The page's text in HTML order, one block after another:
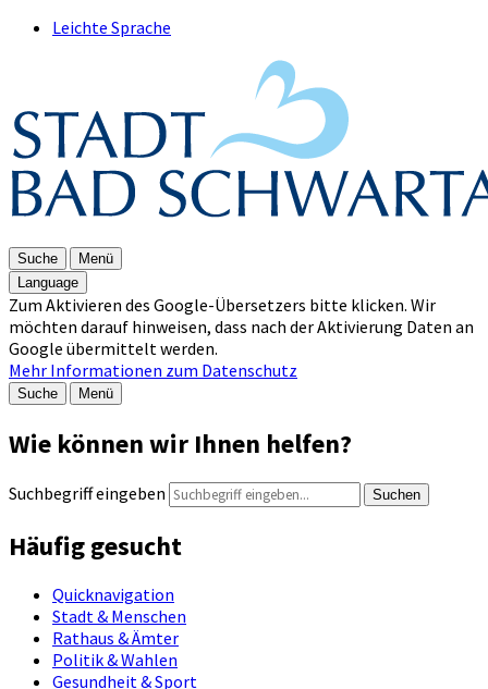
Leichte Sprache
Suche
Menü
Language
Zum Aktivieren des Google-Übersetzers bitte klicken. Wir
möchten darauf hinweisen, dass nach der Aktivierung Daten an
Google übermittelt werden.
Mehr Informationen zum Datenschutz
Suche Menü
Wie können wir Ihnen helfen?
Suchbegriff eingeben Suchen
Häufig gesucht
Quicknavigation
Stadt & Menschen
Rathaus & Ämter
Politik & Wahlen
Gesundheit & Sport